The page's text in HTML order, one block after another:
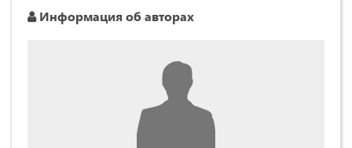
Информация об авторах